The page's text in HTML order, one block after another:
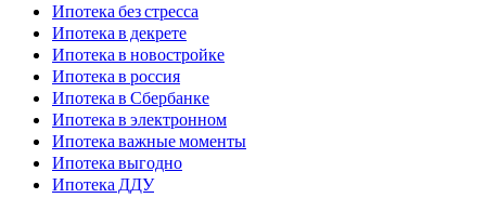
Ипотека без стресса
Ипотека в декрете
Ипотека в новостройке
Ипотека в россия
Ипотека в Сбербанке
Ипотека в электронном
Ипотека важные моменты
Ипотека выгодно
Ипотека ДДУ